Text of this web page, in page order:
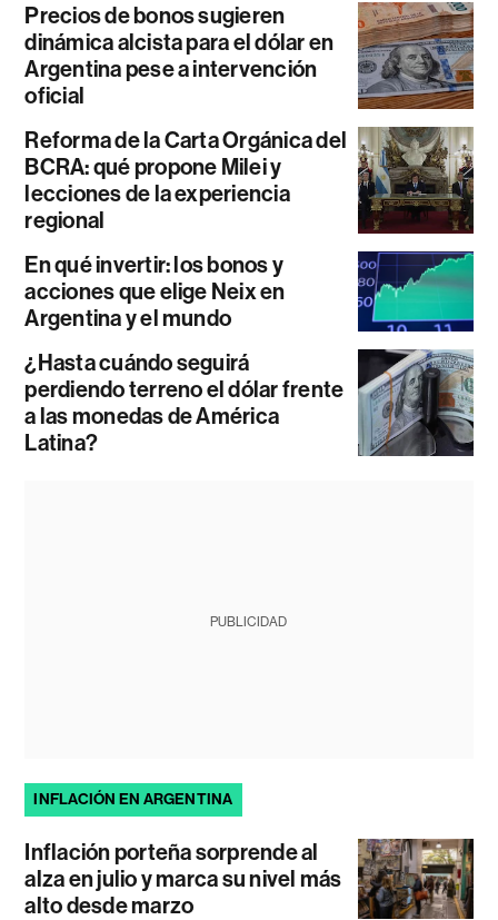
Precios de bonos sugieren
dinámica alcista para el dólar en
Argentina pese a intervención
oficial
Reforma de la Carta Orgánica del
BCRA: qué propone Milei y
lecciones de la experiencia
regional
En qué invertir: los bonos y
acciones que elige Neix en
Argentina y el mundo
¿Hasta cuándo seguirá
perdiendo terreno el dólar frente
a las monedas de América
Latina?
PUBLICIDAD
INFLACIÓN EN ARGENTINA
Inflación porteña sorprende al
alza en julio y marca su nivel más
alto desde marzo